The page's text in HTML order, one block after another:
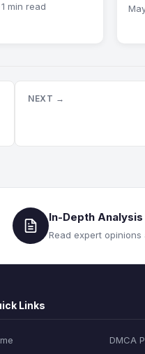
1 min read
NEXT →
In-Depth Analysis
Read expert
Links
DMCA